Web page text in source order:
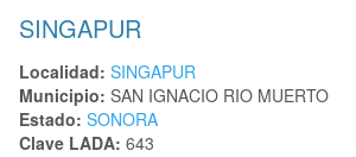
SINGAPUR
Localidad: SINGAPUR
Municipio: SAN IGNACIO RIO MUERTO
Estado: SONORA
Clave LADA: 643